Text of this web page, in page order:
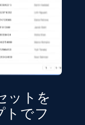
price, Final
and more.
ットを
トでフ